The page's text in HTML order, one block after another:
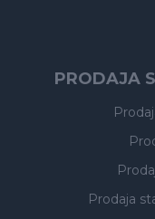
PRODAJA
Prodaja